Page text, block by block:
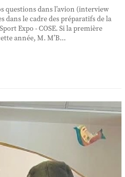
questions dans l’avion (interview
dans le cadre des préparatifs de la
Expo - COSE. Si la première
année, M. M’B...